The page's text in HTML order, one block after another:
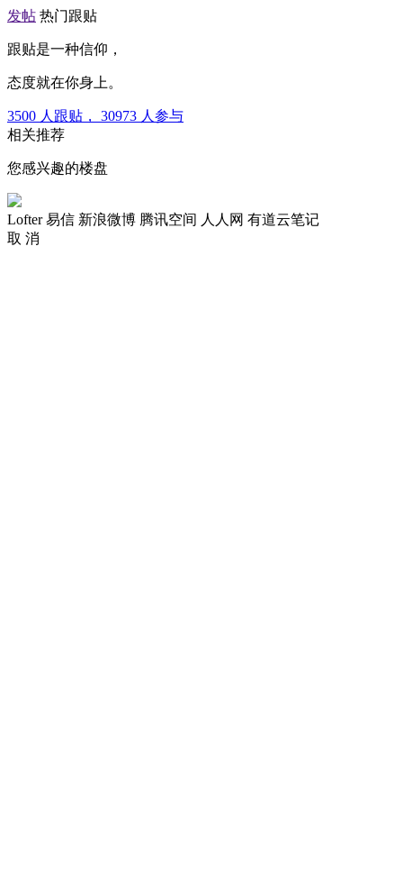
发帖 热门跟贴
跟贴是一种信仰，
态度就在你身上。
3500 人跟贴， 30973 人参与
相关推荐
您感兴趣的楼盘
Lofter 易信 新浪微博 腾讯空间 人人网 有道云笔记
取 消